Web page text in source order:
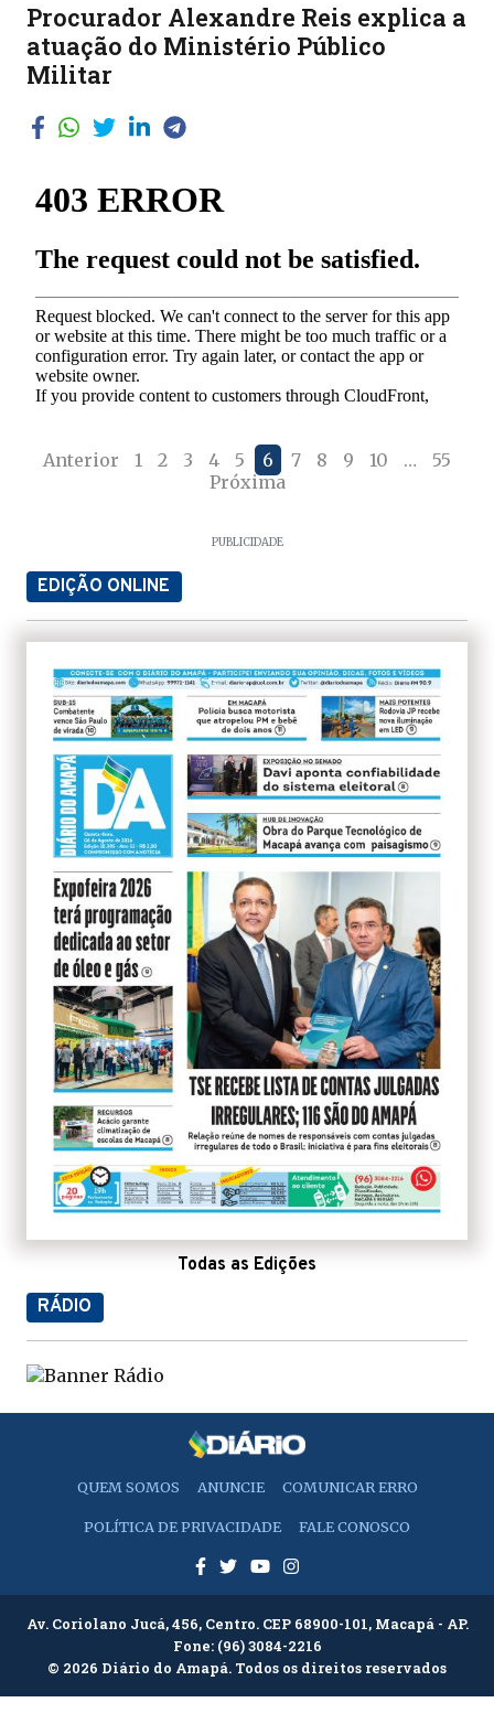
Procurador Alexandre Reis explica a
atuação do Ministério Público
Militar
Anterior 1 2 3 4 5 6 7 8 9 10 …
55
Próxima
PUBLICIDADE
EDIÇÃO ONLINE
Todas as Edições
RÁDIO
QUEM SOMOS ANUNCIE COMUNICAR ERRO
POLÍTICA DE PRIVACIDADE FALE CONOSCO
Av. Coriolano Jucá, 456, Centro. CEP 68900-101, Macapá - AP.
Fone: (96) 3084-2216
© 2026 Diário do Amapá. Todos os direitos reservados